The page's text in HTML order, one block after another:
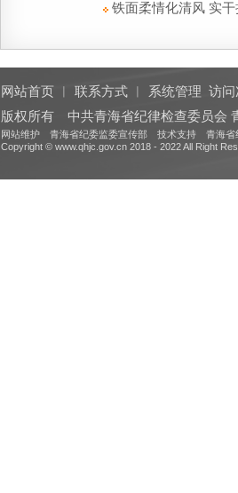
铁面柔情化清风 实
网站首页 联系方式 系统管理 访问
版权所有 中共青海省纪律检查委员会
网站维护 青海省纪委监委宣传部 技术支持 青海省
Copyright © www.qhjc.gov.cn 2018 - 2022 All Right